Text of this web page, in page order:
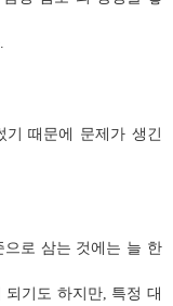
때문에 문제가 생긴
로 삼는 것에는 늘 한
기도 하지만, 특정 대